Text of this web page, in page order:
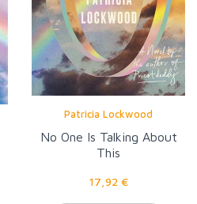
Patricia Lockwood
No One Is Talking About
This
17,92 €